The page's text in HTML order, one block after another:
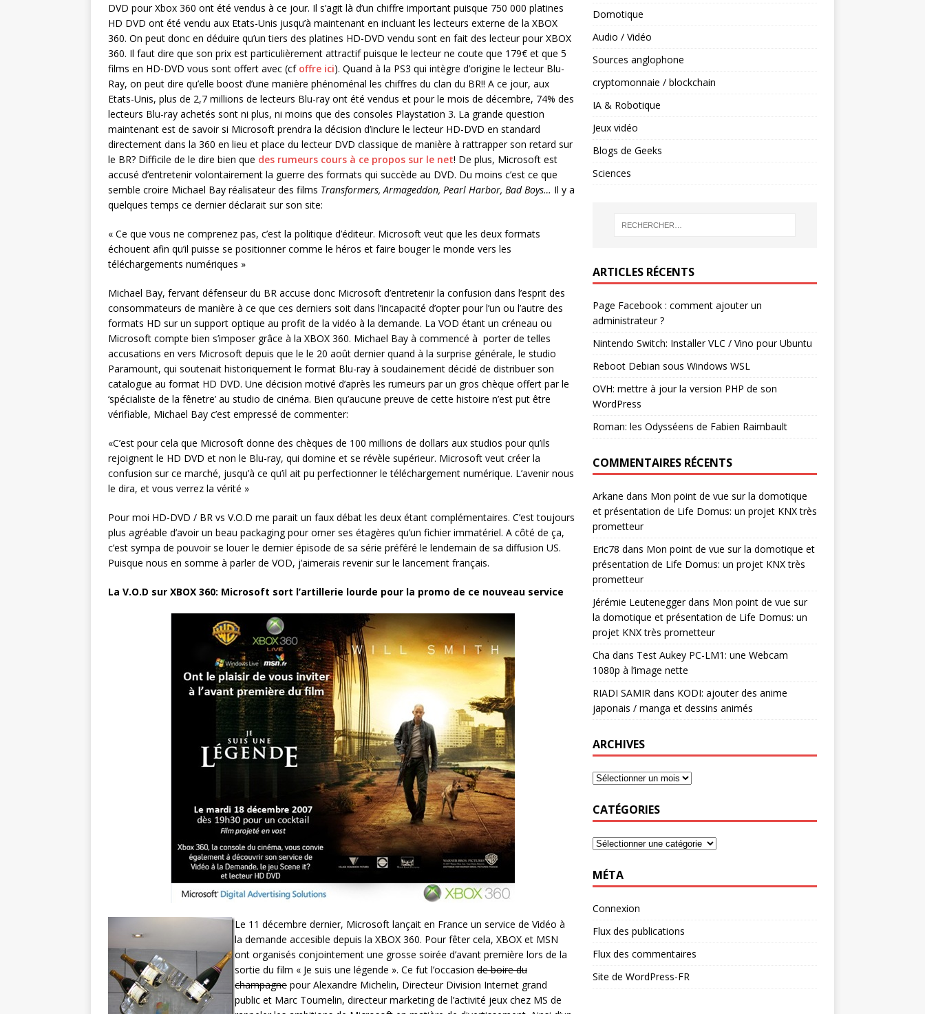
DVD pour Xbox 360 ont été vendus à ce jour. Il s’agit là d’un chiffre important puisque 750 000 platines
HD DVD ont été vendu aux Etats-Unis jusqu’à maintenant en incluant les lecteurs externe de la XBOX
360. On peut donc en déduire qu’un tiers des platines HD-DVD vendu sont en fait des lecteur pour XBOX
360. Il faut dire que son prix est particulièrement attractif puisque le lecteur ne coute que 179€ et que 5
films en HD-DVD vous sont offert avec (cf offre ici). Quand à la PS3 qui intègre d’origine le lecteur Blu-
Ray, on peut dire qu’elle boost d’une manière phénoménal les chiffres du clan du BR!! A ce jour, aux
Etats-Unis, plus de 2,7 millions de lecteurs Blu-ray ont été vendus et pour le mois de décembre, 74% des
lecteurs Blu-ray achetés sont ni plus, ni moins que des consoles Playstation 3. La grande question
maintenant est de savoir si Microsoft prendra la décision d’inclure le lecteur HD-DVD en standard
directement dans la 360 en lieu et place du lecteur DVD classique de manière à rattrapper son retard sur
le BR? Difficile de le dire bien que des rumeurs cours à ce propos sur le net! De plus, Microsoft est
accusé d’entretenir volontairement la guerre des formats qui succède au DVD. Du moins c’est ce que
semble croire Michael Bay réalisateur des films Transformers, Armageddon, Pearl Harbor, Bad Boys… Il y a
quelques temps ce dernier déclarait sur son site:
« Ce que vous ne comprenez pas, c’est la politique d’éditeur. Microsoft veut que les deux formats
échouent afin qu’il puisse se positionner comme le héros et faire bouger le monde vers les
téléchargements numériques »
Michael Bay, fervant défenseur du BR accuse donc Microsoft d’entretenir la confusion dans l’esprit des
consommateurs de manière à ce que ces derniers soit dans l’incapacité d’opter pour l’un ou l’autre des
formats HD sur un support optique au profit de la vidéo à la demande. La VOD étant un créneau ou
Microsoft compte bien s’imposer grâce à la XBOX 360. Michael Bay à commencé à porter de telles
accusations en vers Microsoft depuis que le le 20 août dernier quand à la surprise générale, le studio
Paramount, qui soutenait historiquement le format Blu-ray à soudainement décidé de distribuer son
catalogue au format HD DVD. Une décision motivé d’après les rumeurs par un gros chèque offert par le
‘spécialiste de la fênetre’ au studio de cinéma. Bien qu’aucune preuve de cette histoire n’est put être
vérifiable, Michael Bay c’est empressé de commenter:
«C’est pour cela que Microsoft donne des chèques de 100 millions de dollars aux studios pour qu’ils
rejoignent le HD DVD et non le Blu-ray, qui domine et se révèle supérieur. Microsoft veut créer la
confusion sur ce marché, jusqu’à ce qu’il ait pu perfectionner le téléchargement numérique. L’avenir nous
le dira, et vous verrez la vérité »
Pour moi HD-DVD / BR vs V.O.D me parait un faux débat les deux étant complémentaires. C’est toujours
plus agréable d’avoir un beau packaging pour orner ses étagères qu’un fichier immatériel. A côté de ça,
c’est sympa de pouvoir se louer le dernier épisode de sa série préféré le lendemain de sa diffusion US.
Puisque nous en somme à parler de VOD, j’aimerais revenir sur le lancement français.
La V.O.D sur XBOX 360: Microsoft sort l’artillerie lourde pour la promo de ce nouveau service
Le 11 décembre dernier, Microsoft lançait en France un service de Vidéo à
la demande accesible depuis la XBOX 360. Pour fêter cela, XBOX et MSN
ont organisés conjointement une grosse soirée d’avant première lors de la
sortie du film « Je suis une légende ». Ce fut l’occasion de boire du
champagne pour Alexandre Michelin, Directeur Division Internet grand
public et Marc Toumelin, directeur marketing de l’activité jeux chez MS de
Domotique
Audio / Vidéo
Sources anglophone
cryptomonnaie / blockchain
IA & Robotique
Jeux vidéo
Blogs de Geeks
Sciences
ARTICLES RÉCENTS
Page Facebook : comment ajouter un
administrateur ?
Nintendo Switch: Installer VLC / Vino pour Ubuntu
Reboot Debian sous Windows WSL
OVH: mettre à jour la version PHP de son
WordPress
Roman: les Odysséens de Fabien Raimbault
COMMENTAIRES RÉCENTS
Arkane dans Mon point de vue sur la domotique
et présentation de Life Domus: un projet KNX très
prometteur
Eric78 dans Mon point de vue sur la domotique et
présentation de Life Domus: un projet KNX très
prometteur
Jérémie Leuteneggerdans Mon point de vue sur
la domotique et présentation de Life Domus: un
projet KNX très prometteur
Cha dans Test Aukey PC-LM1: une Webcam
1080p à l’image nette
RIADI SAMIRdans KODI: ajouter des anime
japonais / manga et dessins animés
ARCHIVES
CATÉGORIES
MÉTA
Connexion
Flux des publications
Flux des commentaires
Site de WordPress-FR